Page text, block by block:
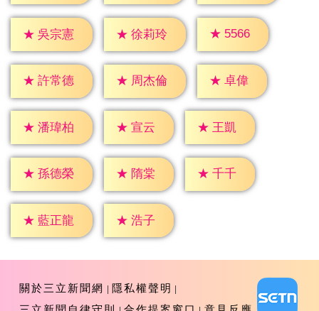
★ 吳宗憲 ★ 徐莉玲 ★ 5566
★ 許常德 ★ 周杰倫 ★ 卓偉
★ 潘瑋柏 ★ 宣云 ★ 王凱
★ 孫德榮 ★ 隋棠 ★ 千千
★ 藍正龍 ★ 浩子
關於三立新聞網
隱私權聲明